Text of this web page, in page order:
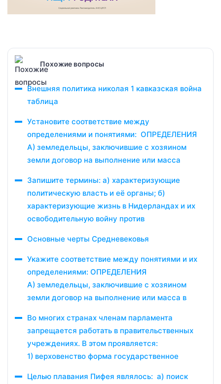
Похожие вопросы
Внешняя политика николая 1 кавказская война
таблица
Установите соответствие между
определениями и понятиями: ОПРЕДЕЛЕНИЯ
А) земледельцы, заключившие с хозяином
земли договор на выполнение или масса
Запишите термины: а) характеризующие
политическую власть и её органы; б)
характеризующие жизнь в Нидерландах и их
освободительную войну против
Основные черты Средневековья
Укажите соответствие между понятиями и их
определениями: ОПРЕДЕЛЕНИЯ
А) земледельцы, заключившие с хозяином
земли договор на выполнение или масса в
Во многих странах членам парламента
запрещается работать в правительственных
учреждениях. В этом проявляется:
1) верховенство форма государственное
Целью плавания Пифея являлось: а) поиск